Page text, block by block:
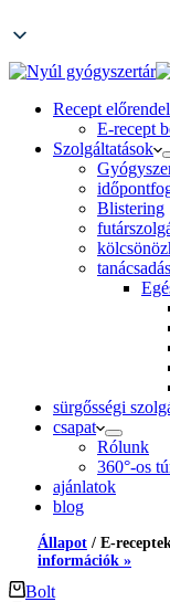
Recept
E-recept
Szolgáltatások
Blistering
tanácsadás
sürgősségi
csapat
Rólunk
360°-os
ajánlatok
blog
Állapot / E-
információk »
Bolt